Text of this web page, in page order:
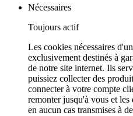
Nécessaires
Toujours actif
Les cookies nécessaires
exclusivement destinés à
de notre site internet. Ils
puissiez collecter des
connecter à votre compte
remonter jusqu'à vous et
en aucun cas transmises à